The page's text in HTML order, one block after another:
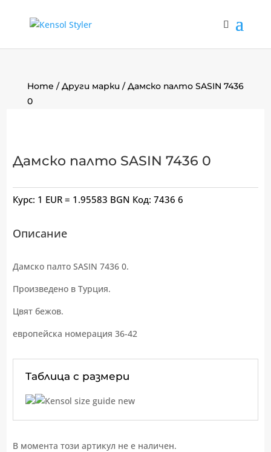
Home /Други марки / Дамско палто SASIN 7436
0
Дамско палто SASIN 7436 0
Курс: 1 EUR = 1.95583 BGN Код:7436 6
Описание
Дамско палто SASIN 7436 0.
Произведено в Турция.
Цвят бежов.
европейска номерация 36-42
Таблица с размери
В момента този артикул не е наличен.